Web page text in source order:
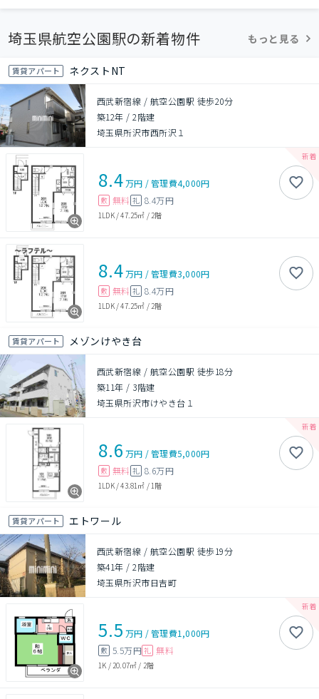
埼玉県航空公園駅の新着物件 もっと見る
賃貸アパート ネクストNT
西武新宿線 / 航空公園駅 徒歩20分
築12年 /2階建
埼玉県所沢市西所沢１
8.4万円 /管理費4,000円
敷 無料 礼 8.4万円
1LDK/47.25㎡ / 2階
8.4万円 /管理費3,000円
敷 無料 礼 8.4万円
1LDK/47.25㎡ / 2階
賃貸アパート メゾンけやき台
西武新宿線 / 航空公園駅 徒歩18分
築11年 / 3階建
埼玉県所沢市けやき台１
8.6 万円 /管理費5,000円
敷 無料 礼 8.6万円
1LDK/43.81㎡ / 1階
賃貸アパート エトワール
西武新宿線 / 航空公園駅 徒歩19分
築41年 /2階建
埼玉県所沢市日吉町
5.5 万円 /管理費1,000円
敷 5.5万円 礼 無料
1K / 20.07㎡ / 2階